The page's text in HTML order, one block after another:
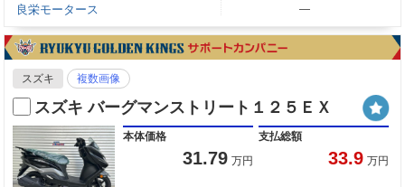
良栄モータース
―
スズキ 複数画像
スズキ バーグマンストリート１２５ＥＸ
本体価格
31.79 万円
支払総額
33.9 万円